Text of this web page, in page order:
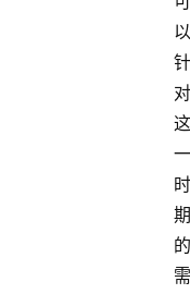
以
针
对
这
一
时
期
的
需